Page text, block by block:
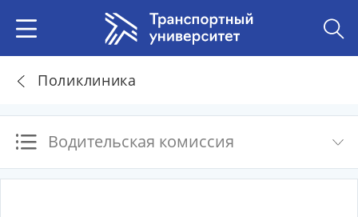
Поликлиника
Водительская комиссия